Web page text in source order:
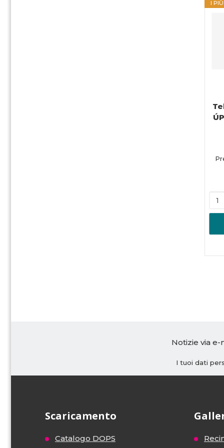
I
Notizie via e-
I tuoi dati
Scaricamento
Catalogo DOPS